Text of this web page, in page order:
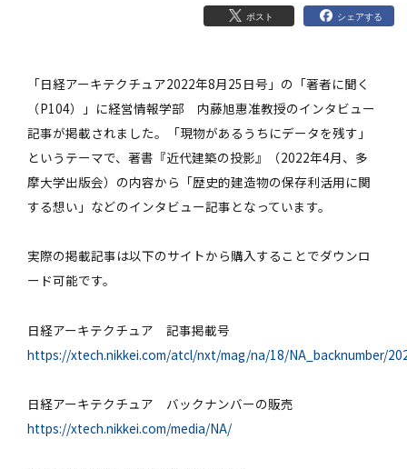
ポスト シェアする
「日経アーキテクチュア2022年8月25日号」の「著者に聞く
（P104）」に経営情報学部 内藤旭惠准教授のインタビュー
記事が掲載されました。「現物があるうちにデータを残す」
というテーマで、著書『近代建築の投影』（2022年4月、多
摩大学出版会）の内容から「歴史的建造物の保存利活用に関
する想い」などのインタビュー記事となっています。
実際の掲載記事は以下のサイトから購入することでダウンロ
ード可能です。
日経アーキテクチュア 記事掲載号
https://xtech.nikkei.com/atcl/nxt/mag/na/18/NA_backnumber/
日経アーキテクチュア バックナンバーの販売
https://xtech.nikkei.com/media/NA/